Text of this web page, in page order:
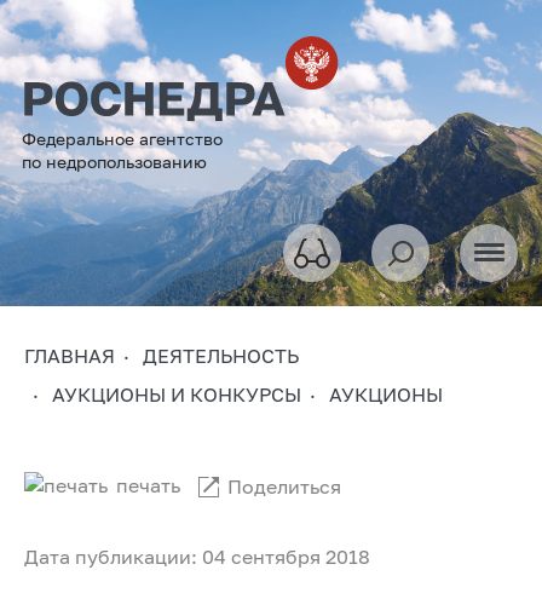
Федеральное агентство
по недропользованию
ГЛАВНАЯ
ДЕЯТЕЛЬНОСТЬ
АУКЦИОНЫ И КОНКУРСЫ
АУКЦИОНЫ
Дата публикации: 04 сентября 2018
печать Поделиться